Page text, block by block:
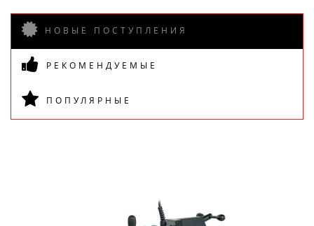
НОВЫЕ ПОСТУПЛЕНИЯ
РЕКОМЕНДУЕМЫЕ
ПОПУЛЯРНЫЕ